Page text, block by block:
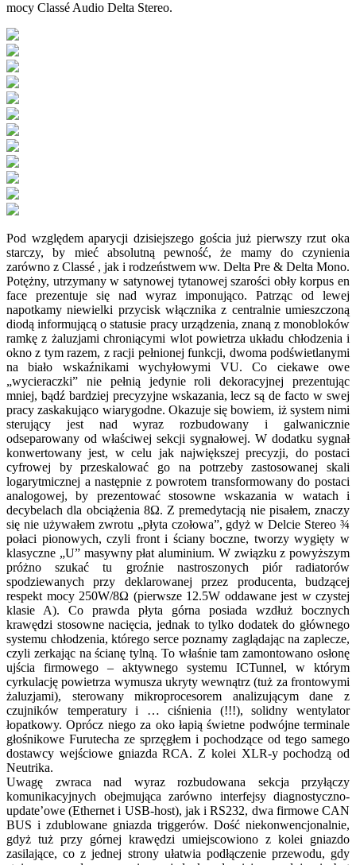
mocy Classé Audio Delta Stereo.
Pod względem aparycji dzisiejszego gościa już pierwszy rzut oka
starczy, by mieć absolutną pewność, że mamy do czynienia
zarówno z Classé , jak i rodzeństwem ww. Delta Pre & Delta Mono.
Potężny, utrzymany w satynowej tytanowej szarości obły korpus en
face prezentuje się nad wyraz imponująco. Patrząc od lewej
napotkamy niewielki przycisk włącznika z centralnie umieszczoną
diodą informującą o statusie pracy urządzenia, znaną z monobloków
ramkę z żaluzjami chroniącymi wlot powietrza układu chłodzenia i
okno z tym razem, z racji pełnionej funkcji, dwoma podświetlanymi
na biało wskaźnikami wychyłowymi VU. Co ciekawe owe
„wycieraczki” nie pełnią jedynie roli dekoracyjnej prezentując
mniej, bądź bardziej precyzyjne wskazania, lecz są de facto w swej
pracy zaskakująco wiarygodne. Okazuje się bowiem, iż system nimi
sterujący jest nad wyraz rozbudowany i galwanicznie
odseparowany od właściwej sekcji sygnałowej. W dodatku sygnał
konwertowany jest, w celu jak największej precyzji, do postaci
cyfrowej by przeskalować go na potrzeby zastosowanej skali
logarytmicznej a następnie z powrotem transformowany do postaci
analogowej, by prezentować stosowne wskazania w watach i
decybelach dla obciążenia 8Ω. Z premedytacją nie pisałem, znaczy
się nie używałem zwrotu „płyta czołowa”, gdyż w Delcie Stereo ¾
połaci pionowych, czyli front i ściany boczne, tworzy wygięty w
klasyczne „U” masywny płat aluminium. W związku z powyższym
próżno szukać tu groźnie nastroszonych piór radiatorów
spodziewanych przy deklarowanej przez producenta, budzącej
respekt mocy 250W/8Ω (pierwsze 12.5W oddawane jest w czystej
klasie A). Co prawda płyta górna posiada wzdłuż bocznych
krawędzi stosowne nacięcia, jednak to tylko dodatek do głównego
systemu chłodzenia, którego serce poznamy zaglądając na zaplecze,
czyli zerkając na ścianę tylną. To właśnie tam zamontowano osłonę
ujścia firmowego – aktywnego systemu ICTunnel, w którym
cyrkulację powietrza wymusza ukryty wewnątrz (tuż za frontowymi
żaluzjami), sterowany mikroprocesorem analizującym dane z
czujników temperatury i … ciśnienia (!!!), solidny wentylator
łopatkowy. Oprócz niego za oko łapią świetne podwójne terminale
głośnikowe Furutecha ze sprzęgłem i pochodzące od tego samego
dostawcy wejściowe gniazda RCA. Z kolei XLR-y pochodzą od
Neutrika.
Uwagę zwraca nad wyraz rozbudowana sekcja przyłączy
komunikacyjnych obejmująca zarówno interfejsy diagnostyczno-
update’owe (Ethernet i USB-host), jak i RS232, dwa firmowe CAN
BUS i zdublowane gniazda triggerów. Dość niekonwencjonalnie,
gdyż tuż przy górnej krawędzi umiejscowiono z kolei gniazdo
zasilające, co z jednej strony ułatwia podłączenie przewodu, gdy